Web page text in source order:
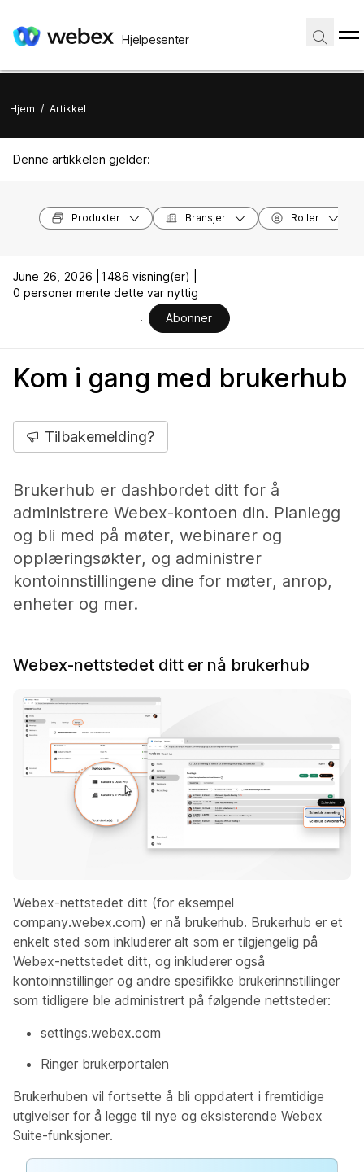
Hjelpesenter
Hjem / Artikkel
Denne artikkelen gjelder:
Produkter Bransjer Roller
June 26, 2026 |
1486 visning(er) |
0 personer mente dette var nyttig
Abonner
Kom i gang med brukerhub
Tilbakemelding?
Brukerhub er dashbordet ditt for å
administrere Webex-kontoen din. Planlegg
og bli med på møter, webinarer og
opplæringsøkter, og administrer
kontoinnstillingene dine for møter, anrop,
enheter og mer.
Webex-nettstedet ditt er nå brukerhub
Webex-nettstedet ditt (for eksempel
company.webex.com) er nå brukerhub. Brukerhub er et
enkelt sted som inkluderer alt som er tilgjengelig på
Webex-nettstedet ditt, og inkluderer også
kontoinnstillinger og andre spesifikke brukerinnstillinger
som tidligere ble administrert på følgende nettsteder:
settings.webex.com
Ringer brukerportalen
Brukerhuben vil fortsette å bli oppdatert i fremtidige
utgivelser for å legge til nye og eksisterende Webex
Suite-funksjoner.